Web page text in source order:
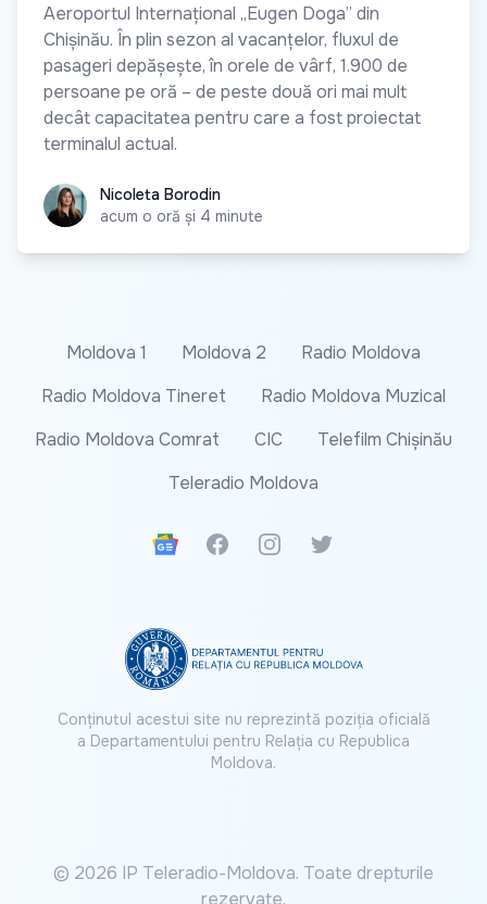
Aeroportul Internațional „Eugen Doga” din
Chișinău. În plin sezon al vacanțelor, fluxul de
pasageri depășește, în orele de vârf, 1.900 de
persoane pe oră – de peste două ori mai mult
decât capacitatea pentru care a fost proiectat
terminalul actual.
Nicoleta Borodin
Nicoleta Borodin
acum o oră și 4 minute
Moldova 1 Moldova 2
Radio Moldova
Radio Moldova Tineret
Radio Moldova Muzical
Radio Moldova Comrat
CIC
Telefilm Chișinău
Teleradio Moldova
Google News
FacebookInstagramTwitter
Conținutul acestui site nu reprezintă poziția oficială
a Departamentului pentru Relația cu Republica
Moldova.
© 2026 IP Teleradio-Moldova. Toate drepturile
rezervate.